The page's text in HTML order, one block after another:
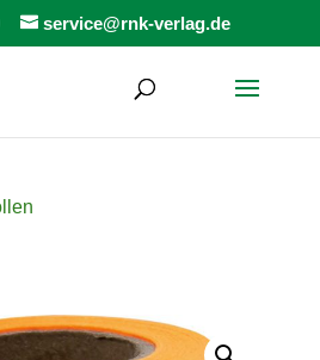
service@rnk-verlag.de